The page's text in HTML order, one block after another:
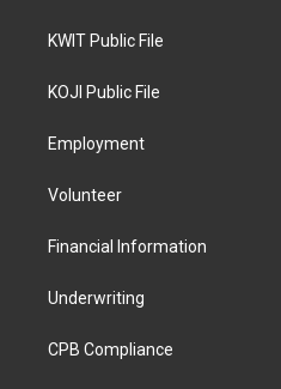
KWIT Public File
KOJI Public File
Employment
Volunteer
Financial Information
Underwriting
CPB Compliance